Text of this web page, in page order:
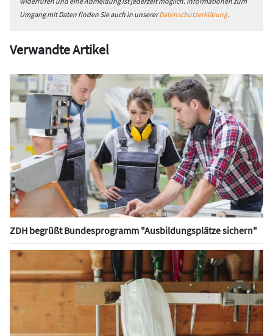
Umgang mit Daten finden Sie auch in unsererDatenschutzerklärung.
Verwandte Artikel
ZDH begrüßt Bundesprogramm "Ausbildungsplätze sichern"